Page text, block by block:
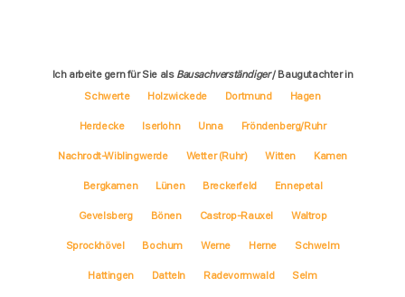
Ich arbeite gern für Sie als Bausachverständiger/ Baugutachter in
Schwerte
Holzwickede Dortmund Hagen
Herdecke Iserlohn Unna Fröndenberg/Ruhr
Nachrodt-Wiblingwerde Wetter (Ruhr) Witten Kamen
Bergkamen Lünen Breckerfeld Ennepetal
Gevelsberg Bönen Castrop-Rauxel Waltrop
Sprockhövel Bochum Werne Herne Schwelm
Hattingen Datteln Radevormwald Selm